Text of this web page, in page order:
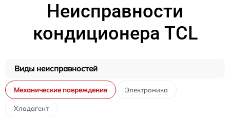
Неисправности
кондиционера TCL
Виды неисправностей
Механические повреждения Электроника
Хладагент